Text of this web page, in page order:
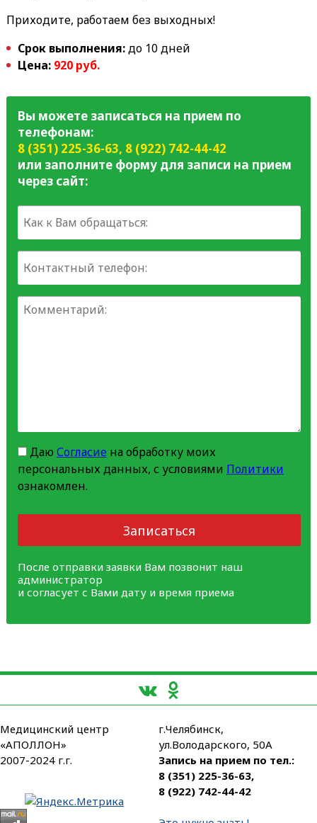
Приходите, работаем без выходных!
Срок выполнения:до 10 дней
Цена: 920 руб.
Вы можете записаться на прием по
телефонам:
8 (351) 225-36-63, 8 (922) 742-44-42
или заполните форму для записи на прием
через сайт:
Даю Согласиена обработку моих
персональных данных, с условиями Политики
ознакомлен.
Записаться
После отправки заявки Вам позвонит наш
администратор
и согласует с Вами дату и время приема
Медицинский центр
«АПОЛЛОН»
2007-2024 г.г.
г.Челябинск,
ул.Володарского, 50А
Запись на прием по тел.:
8 (351) 225-36-63,
8 (922) 742-44-42